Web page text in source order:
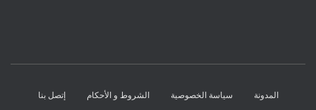
المدونة سياسة الخصوصية الشروط و الأحكام إتصل بنا